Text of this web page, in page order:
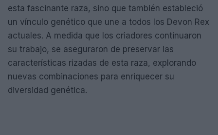
esta fascinante raza, sino que también estableció
un vínculo genético que une a todos los Devon Rex
actuales. A medida que los criadores continuaron
su trabajo, se aseguraron de preservar las
características rizadas de esta raza, explorando
nuevas combinaciones para enriquecer su
diversidad genética.